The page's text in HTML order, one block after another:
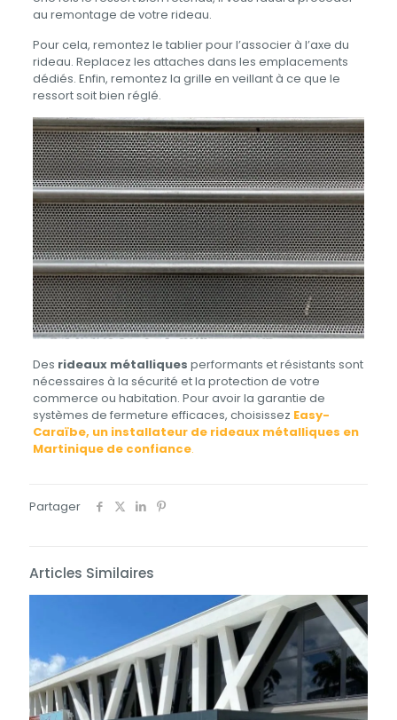
au remontage de votre rideau.
Pour cela, remontez le tablier pour l’associer à l’axe du
rideau. Replacez les attaches dans les emplacements
dédiés. Enfin, remontez la grille en veillant à ce que le
ressort soit bien réglé.
Des rideaux métalliques performants et résistants sont
nécessaires à la sécurité et la protection de votre
commerce ou habitation. Pour avoir la garantie de
systèmes de fermeture efficaces, choisissez Easy-
Caraïbe, un installateur de rideaux métalliques en
Martinique de confiance.
Partager
Articles Similaires